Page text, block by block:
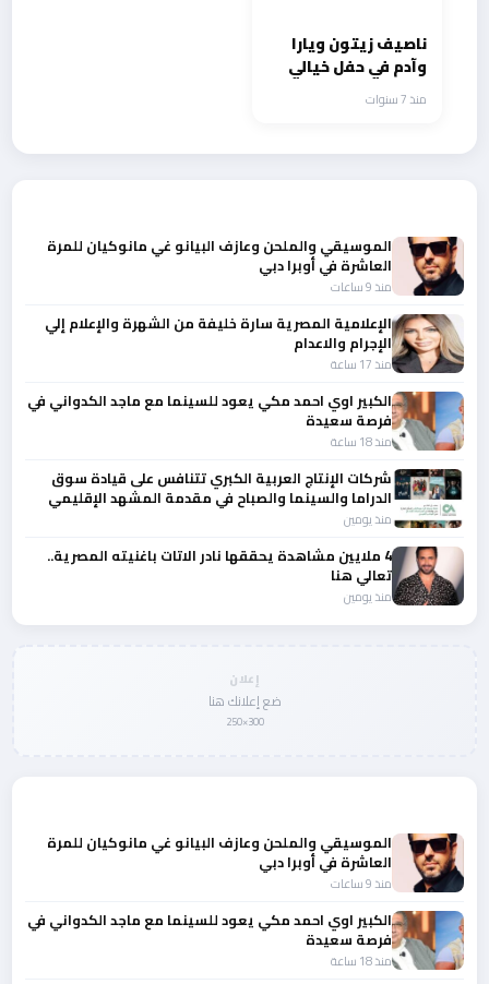
ناصيف زيتون ويارا
وآدم في حفل خيالي
بدبيمنذ 7 سنوات
الموسيقي والملحن وعازف البيانو غي مانوكيان للمرة
العاشرة في أوبرا دبي
منذ 9 ساعات
الإعلامية المصرية سارة خليفة من الشهرة والإعلام إلي
الإجرام والاعدام
منذ 17 ساعة
الكبير اوي احمد مكي يعود للسينما مع ماجد الكدواني في
فرصة سعيدة
منذ 18 ساعة
شركات الإنتاج العربية الكبري تتنافس على قيادة سوق
الدراما والسينما والصباح في مقدمة المشهد الإقليمي
منذ يومين
4 ملايين مشاهدة يحققها نادر الاتات باغنيته المصرية..
تعالي هنا
منذ يومين
إعلان
ضع إعلانك هنا
300×250
الموسيقي والملحن وعازف البيانو غي مانوكيان للمرة
العاشرة في أوبرا دبي
منذ 9 ساعات
الكبير اوي احمد مكي يعود للسينما مع ماجد الكدواني في
فرصة سعيدة
منذ 18 ساعة